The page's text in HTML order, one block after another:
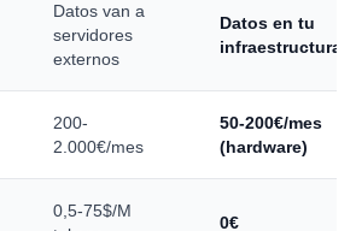
Datos van a
servidores
externos
Datos en tu
infraestructura
200-
2.000€/mes
50-200€/mes
(hardware)
0,5-75$/M
0€